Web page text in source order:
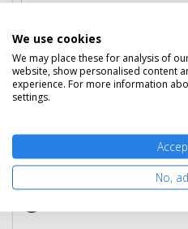
We use cookies
We may place these for analysis of
website, show personalised content
experience. For more information
settings.
No,